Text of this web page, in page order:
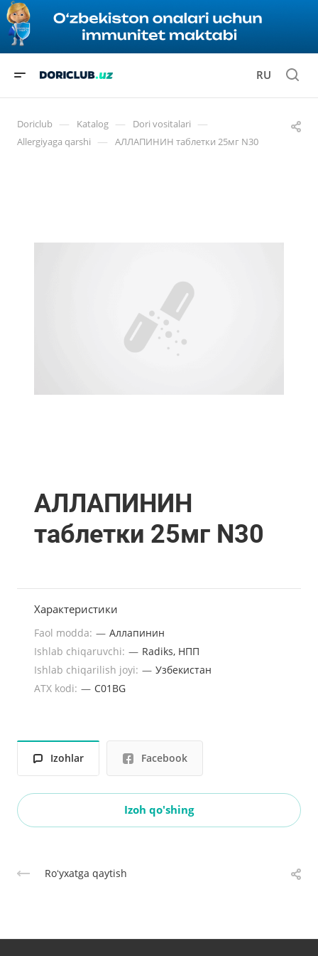
RU
Doriclub — Katalog — Dori vositalari —
Allergiyaga qarshi — АЛЛАПИНИН таблетки 25мг N30
АЛЛАПИНИН
таблетки 25мг N30
Характеристики
Faol modda: — Аллапинин
Ishlab chiqaruvchi: — Radiks, НПП
Ishlab chiqarilish joyi: — Узбекистан
ATX kodi: — C01BG
Izohlar Facebook
Izoh qo'shing
Roʻyxatga qaytish